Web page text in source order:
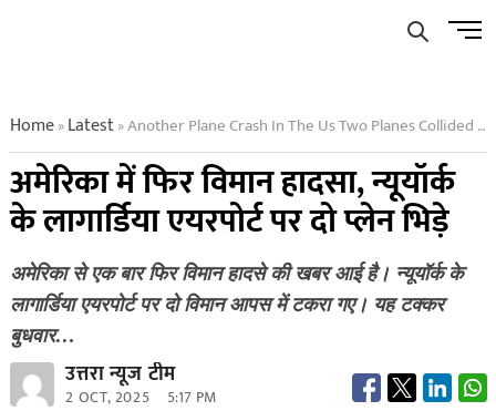
Menu
Home»Latest»Another Plane Crash In The Us Two Planes Collided At New Yorks Laguardia Airport
अमेरिका में फिर विमान हादसा, न्यूयॉर्क
के लागार्डिया एयरपोर्ट पर दो प्लेन भिड़े
अमेरिका से एक बार फिर विमान हादसे की खबर आई है। न्यूयॉर्क के
लागार्डिया एयरपोर्ट पर दो विमान आपस में टकरा गए। यह टक्कर
बुधवार…
उत्तरा न्यूज टीम
2 OCT, 2025 5:17 PM